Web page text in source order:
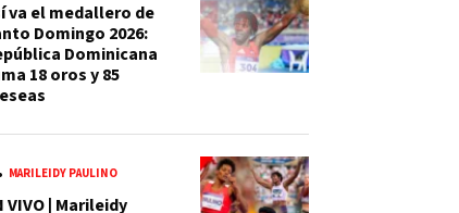
va el medallero de
Domingo 2026:
Dominicana
18 oros y 85
MARILEIDY PAULINO
VIVO | Marileidy